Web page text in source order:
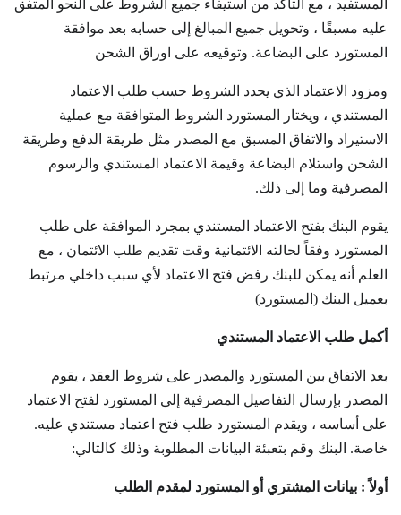
المستفيد ، مع التأكد من استيفاء جميع الشروط على النحو المتفق
عليه مسبقًا ، وتحويل جميع المبالغ إلى حسابه بعد موافقة
المستورد على البضاعة. وتوقيعه على اوراق الشحن
ومزود الاعتماد الذي يحدد الشروط حسب طلب الاعتماد
المستندي ، ويختار المستورد الشروط المتوافقة مع عملية
الاستيراد والاتفاق المسبق مع المصدر مثل طريقة الدفع وطريقة
الشحن واستلام البضاعة وقيمة الاعتماد المستندي والرسوم
المصرفية وما إلى ذلك.
يقوم البنك بفتح الاعتماد المستندي بمجرد الموافقة على طلب
المستورد وفقاً لحالته الائتمانية وقت تقديم طلب الائتمان ، مع
العلم أنه يمكن للبنك رفض فتح الاعتماد لأي سبب داخلي مرتبط
بعميل البنك (المستورد)
أكمل طلب الاعتماد المستندي
بعد الاتفاق بين المستورد والمصدر على شروط العقد ، يقوم
المصدر بإرسال التفاصيل المصرفية إلى المستورد لفتح الاعتماد
على أساسه ، ويقدم المستورد طلب فتح اعتماد مستندي عليه.
خاصة. البنك وقم بتعبئة البيانات المطلوبة وذلك كالتالي:
أولاً : بيانات المشتري أو المستورد لمقدم الطلب